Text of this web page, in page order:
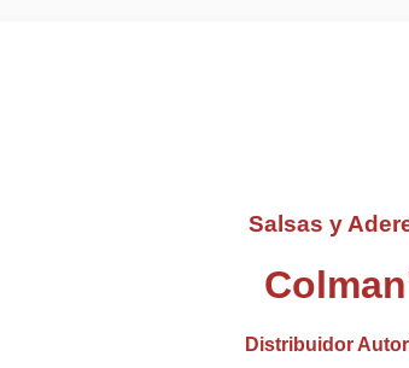
Salsas y
Distribuidor